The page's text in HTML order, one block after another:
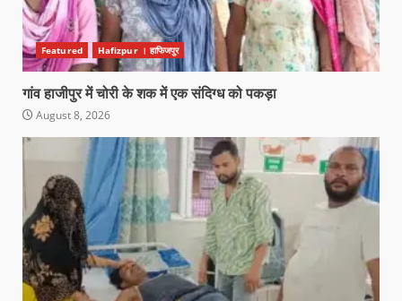
Featured Hafizpur । हाफिजपुर
गांव हाजीपुर में चोरी के शक में एक संदिग्ध को पकड़ा
August 8, 2026